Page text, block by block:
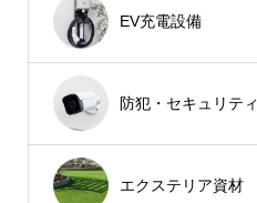
EV充電設備
防犯・セキュリティ
エクステリア資材